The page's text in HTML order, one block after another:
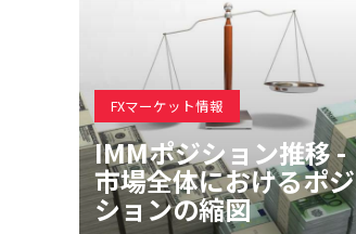
FXマーケット情報
IMMポジション推移 -
市場全体におけるポジ
ションの縮図